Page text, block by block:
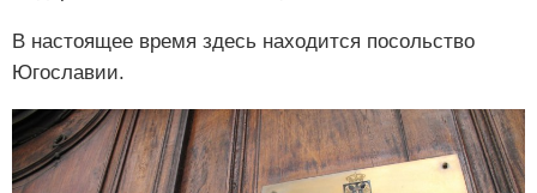
В настоящее время здесь находится посольство
Югославии.